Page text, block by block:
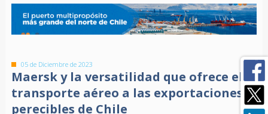
05 de Diciembre de 2023
Maersk y la versatilidad que ofrece el
transporte aéreo a las exportaciones
perecibles de Chile